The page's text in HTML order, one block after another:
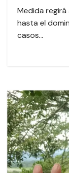
Medida
hasta el
casos…